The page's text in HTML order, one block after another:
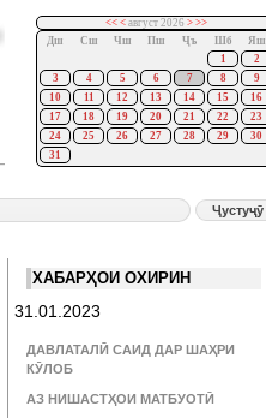
<< <август 2026 > >>
Дш
Сш Чш Пш Ҷъ Шб
Яш
1
2
3
4 5 6 7 8
9
10
11 12 13 14 15
16
17
18 19 20 21 22
23
24
25 26 27 28 29
30
31
ХАБАРҲОИ ОХИРИН
31.01.2023
ДАВЛАТАЛӢ САИД ДАР ШАҲРИ
КӮЛОБ
АЗ НИШАСТҲОИ МАТБУОТӢ